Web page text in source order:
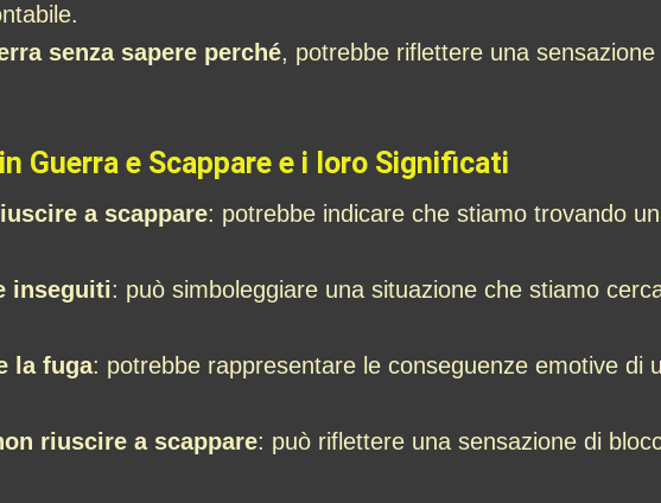
senza sapere perché, potrebbe riflettere una
Guerra e Scappare e i loro Significati
a scappare: potrebbe indicare che stiamo trovando
inseguiti: può simboleggiare una situazione che stiamo
la fuga: potrebbe rappresentare le conseguenze emotive di
riuscire a scappare: può riflettere una sensazione di